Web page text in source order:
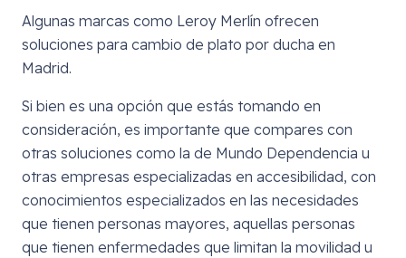
Algunas marcas como Leroy Merlín ofrecen
soluciones para cambio de plato por ducha en
Madrid.
Si bien es una opción que estás tomando en
consideración, es importante que compares con
otras soluciones como la de Mundo Dependencia u
otras empresas especializadas en accesibilidad, con
conocimientos especializados en las necesidades
que tienen personas mayores, aquellas personas
que tienen enfermedades que limitan la movilidad u